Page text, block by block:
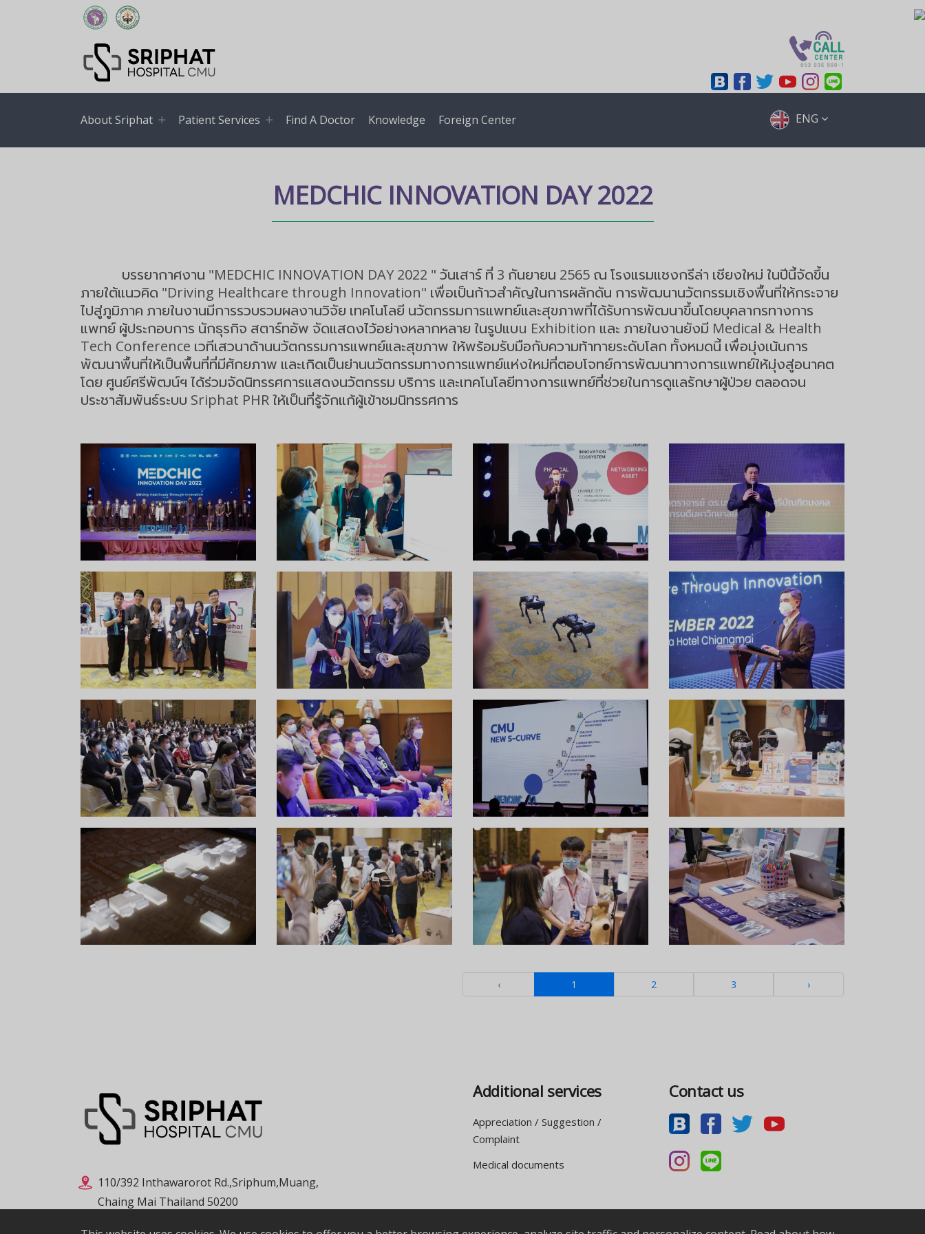
About Sriphat Patient Services Find A Doctor Knowledge Foreign Center ENG
MEDCHIC INNOVATION DAY 2022
บรรยากาศงาน "MEDCHIC INNOVATION DAY 2022 " วันเสาร์ ที่ 3 กันยายน 2565 ณ โรงแรมแชงกรีล่า เชียงใหม่ ในปีนี้จัดขึ้น
ภายใต้แนวคิด "Driving Healthcare through Innovation" เพื่อเป็นก้าวสำคัญในการผลักดัน การพัฒนานวัตกรรมเชิงพื้นที่ให้กระจาย
ไปสู่ภูมิภาค ภายในงานมีการรวบรวมผลงานวิจัย เทคโนโลยี นวัตกรรมการแพทย์และสุขภาพที่ได้รับการพัฒนาขึ้นโดยบุคลากรทางการ
แพทย์ ผู้ประกอบการ นักธุรกิจ สตาร์ทอัพ จัดแสดงไว้อย่างหลากหลาย ในรูปแบu Exhibition และ ภายในงานยังมี Medical & Health
Tech Conference เวทีเสวนาด้านนวัตกรรมการแพทย์และสุขภาพ ให้พร้อมรับมือกับความท้าทายระดับโลก ทั้งหมดนี้ เพื่อมุ่งเน้นการ
พัฒนาพื้นที่ให้เป็นพื้นที่ที่มีศักยภาพ และเกิดเป็นย่านนวัตกรรมทางการแพทย์แห่งใหม่ที่ตอบโจทย์การพัฒนาทางการแพทย์ให้มุ่งสู่อนาคต
โดย ศูนย์ศรีพัฒน์ฯ ได้ร่วมจัดนิทรรศการแสดงนวัตกรรม บริการ และเทคโนโลยีทางการแพทย์ที่ช่วยในการดูแลรักษาผู้ป่วย ตลอดจน
ประชาสัมพันธ์ระบบ Sriphat PHR ให้เป็นที่รู้จักแก้ผู้เข้าชมนิทรรศการ
‹ 1 2 3 ›
110/392 Inthawarorot Rd.,Sriphum,Muang,
Chaing Mai Thailand 50200
Additional services
Appreciation / Suggestion /
Complaint
Medical documents
Contact us